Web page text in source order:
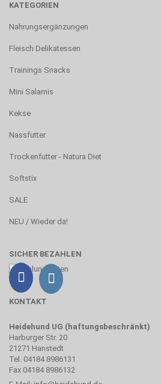
KATEGORIEN
Nahrungsergänzungen
Fleisch Delikatessen
Trainings Snacks
Mini Salamis
Kekse
Nassfutter
Trockenfutter - Natura Diet
Softstix
SALE
NEU / Wieder da!
SICHER BEZAHLEN
KONTAKT
Heidehund UG (haftungsbeschränkt)
Harburger Str. 20
21271 Hanstedt
Tel. 04184 8986131
Fax 04184 8986132